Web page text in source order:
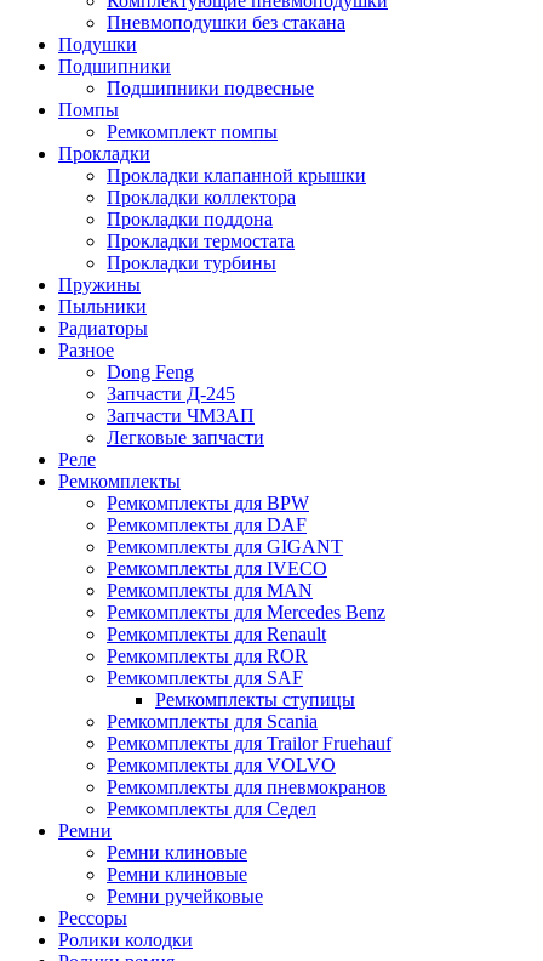
Пневмоподушки без стакана
Подушки
Подшипники
Подшипники подвесные
Помпы
Ремкомплект помпы
Прокладки
Прокладки клапанной крышки
Прокладки коллектора
Прокладки поддона
Прокладки термостата
Прокладки турбины
Пружины
Пыльники
Радиаторы
Разное
Dong Feng
Запчасти Д-245
Запчасти ЧМЗАП
Легковые запчасти
Реле
Ремкомплекты
Ремкомплекты для BPW
Ремкомплекты для DAF
Ремкомплекты для GIGANT
Ремкомплекты для IVECO
Ремкомплекты для MAN
Ремкомплекты для Mercedes Benz
Ремкомплекты для Renault
Ремкомплекты для ROR
Ремкомплекты для SAF
Ремкомплекты ступицы
Ремкомплекты для Scania
Ремкомплекты для Trailor Fruehauf
Ремкомплекты для VOLVO
Ремкомплекты для пневмокранов
Ремкомплекты для Седел
Ремни
Ремни клиновые
Ремни клиновые
Ремни ручейковые
Рессоры
Ролики колодки